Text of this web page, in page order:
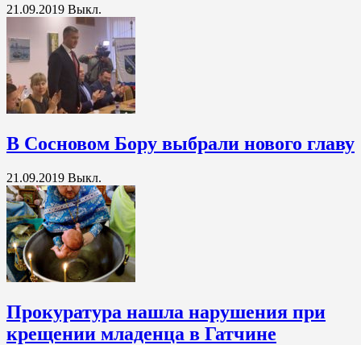
21.09.2019 Выкл.
В Сосновом Бору выбрали нового главу
21.09.2019 Выкл.
Прокуратура нашла нарушения при
крещении младенца в Гатчине